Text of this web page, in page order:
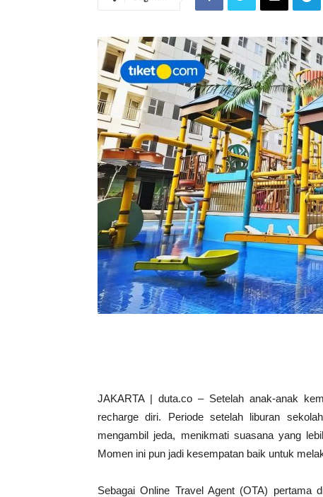
JAKARTA | duta.co – Setelah anak-anak
recharge diri. Periode setelah liburan
mengambil jeda, menikmati suasana yang
Momen ini pun jadi kesempatan baik untuk
Sebagai Online Travel Agent (OTA) pertama